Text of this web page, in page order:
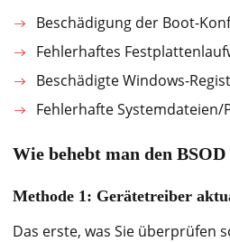
Beschädigung der Boot-
Fehlerhaftes
Beschädigte Windows-
Fehlerhafte
Wie behebt man den
Methode 1: Gerätetreiber
Das erste, was Sie überprüfen